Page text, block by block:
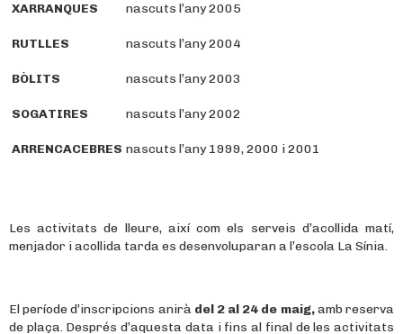
XARRANQUES nascuts l’any 2005
RUTLLES nascuts l’any 2004
BÒLITS nascuts l’any 2003
SOGATIRES nascuts l’any 2002
ARRENCACEBRES nascuts l’any 1999, 2000 i 2001
Les activitats de lleure, així com els serveis d’acollida matí,
menjador i acollida tarda es desenvoluparan a l’escola La Sínia.
El període d’inscripcions anirà del 2 al 24 de maig,amb reserva
de plaça. Després d’aquesta data i fins al final de les activitats